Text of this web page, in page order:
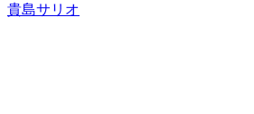
貴島サリオ